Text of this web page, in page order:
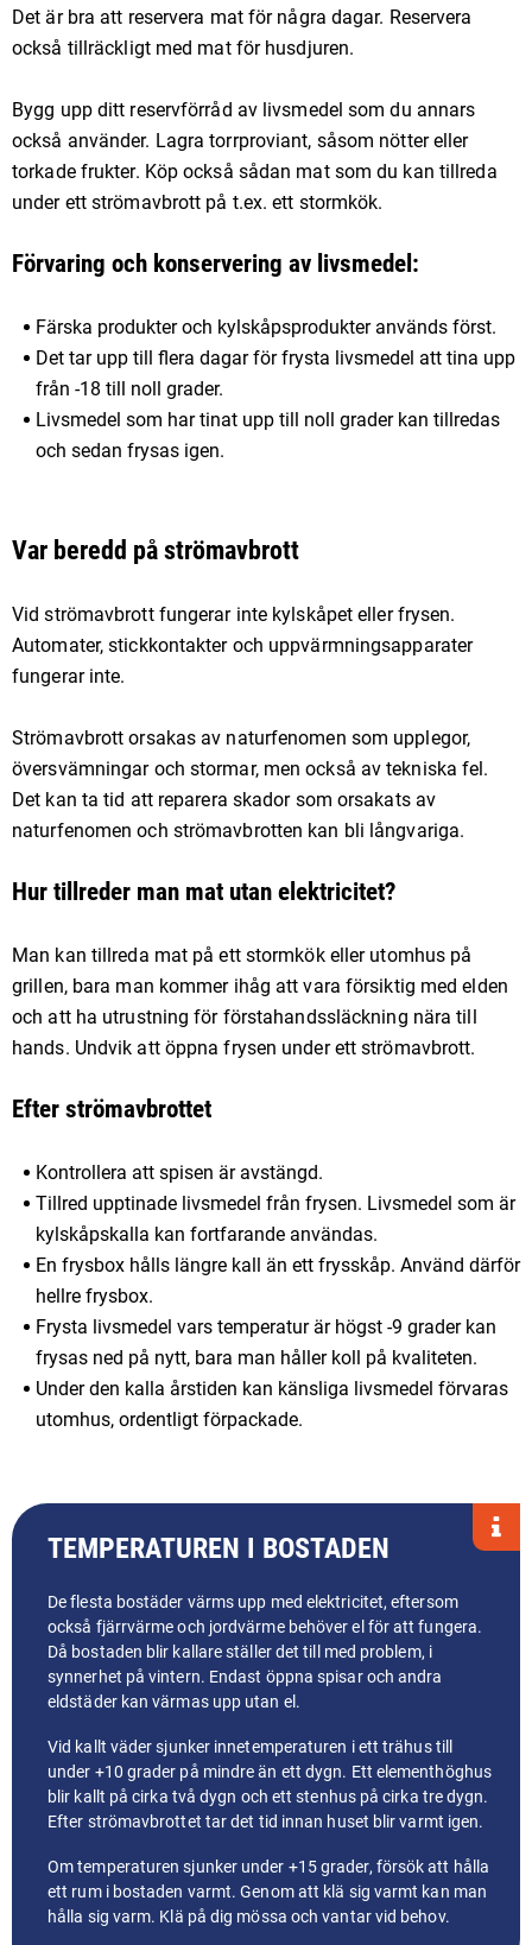
Det är bra att reservera mat för några dagar. Reservera
också tillräckligt med mat för husdjuren.
Bygg upp ditt reservförråd av livsmedel som du annars
också använder. Lagra torrproviant, såsom nötter eller
torkade frukter. Köp också sådan mat som du kan tillreda
under ett strömavbrott på t.ex. ett stormkök.
Förvaring och konservering av livsmedel:
Färska produkter och kylskåpsprodukter används först.
Det tar upp till flera dagar för frysta livsmedel att tina upp
från -18 till noll grader.
Livsmedel som har tinat upp till noll grader kan tillredas
och sedan frysas igen.
Var beredd på strömavbrott
Vid strömavbrott fungerar inte kylskåpet eller frysen.
Automater, stickkontakter och uppvärmningsapparater
fungerar inte.
Strömavbrott orsakas av naturfenomen som upplegor,
översvämningar och stormar, men också av tekniska fel.
Det kan ta tid att reparera skador som orsakats av
naturfenomen och strömavbrotten kan bli långvariga.
Hur tillreder man mat utan elektricitet?
Man kan tillreda mat på ett stormkök eller utomhus på
grillen, bara man kommer ihåg att vara försiktig med elden
och att ha utrustning för förstahandssläckning nära till
hands. Undvik att öppna frysen under ett strömavbrott.
Efter strömavbrottet
Kontrollera att spisen är avstängd.
Tillred upptinade livsmedel från frysen. Livsmedel som är
kylskåpskalla kan fortfarande användas.
En frysbox hålls längre kall än ett frysskåp. Använd därför
hellre frysbox.
Frysta livsmedel vars temperatur är högst -9 grader kan
frysas ned på nytt, bara man håller koll på kvaliteten.
Under den kalla årstiden kan känsliga livsmedel förvaras
utomhus, ordentligt förpackade.
TEMPERATUREN I BOSTADEN
De flesta bostäder värms upp med elektricitet, eftersom
också fjärrvärme och jordvärme behöver el för att fungera.
Då bostaden blir kallare ställer det till med problem, i
synnerhet på vintern. Endast öppna spisar och andra
eldstäder kan värmas upp utan el.
Vid kallt väder sjunker innetemperaturen i ett trähus till
under +10 grader på mindre än ett dygn. Ett elementhöghus
blir kallt på cirka två dygn och ett stenhus på cirka tre dygn.
Efter strömavbrottet tar det tid innan huset blir varmt igen.
Om temperaturen sjunker under +15 grader, försök att hålla
ett rum i bostaden varmt. Genom att klä sig varmt kan man
hålla sig varm. Klä på dig mössa och vantar vid behov.